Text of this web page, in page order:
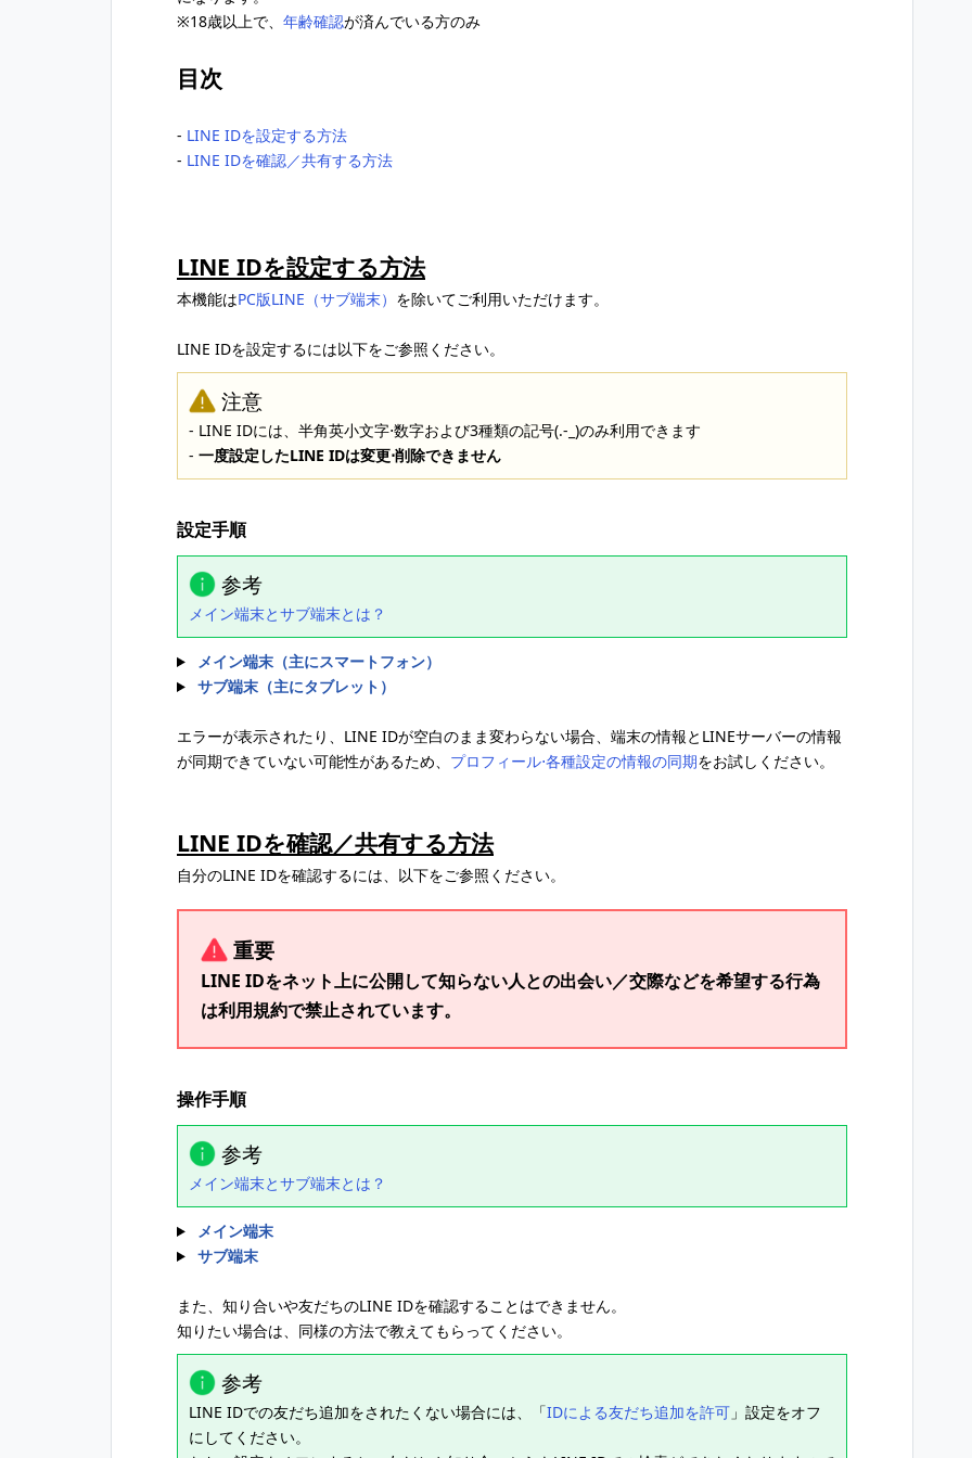
※18歳以上で、 年齢確認が済んでいる方のみ
目次
‐ LINE IDを設定する方法
‐ LINE IDを確認／共有する方法
LINE IDを設定する方法
本機能はPC版LINE（サブ端末） を除いてご利用いただけます。
LINE IDを設定するには以下をご参照ください。
注意
- LINE IDには、半角英小文字⋅数字および3種類の記号(.-_)のみ利用できます
- 一度設定したLINE IDは変更⋅削除できません
設定手順
参考
メイン端末とサブ端末とは？
メイン端末（主にスマートフォン）
サブ端末（主にタブレット）
エラーが表示されたり、LINE IDが空白のまま変わらない場合、端末の情報とLINEサーバーの情報
が同期できていない可能性があるため、 プロフィール⋅各種設定の情報の同期をお試しください。
LINE IDを確認／共有する方法
自分のLINE IDを確認するには、以下をご参照ください。
重要
LINE IDをネット上に公開して知らない人との出会い／交際などを希望する行為
は利用規約で禁止されています。
操作手順
参考
メイン端末とサブ端末とは？
メイン端末
サブ端末
また、知り合いや友だちのLINE IDを確認することはできません。
知りたい場合は、同様の方法で教えてもらってください。
参考
LINE IDでの友だち追加をされたくない場合には、「IDによる友だち追加を許可 」設定をオフ
にしてください。